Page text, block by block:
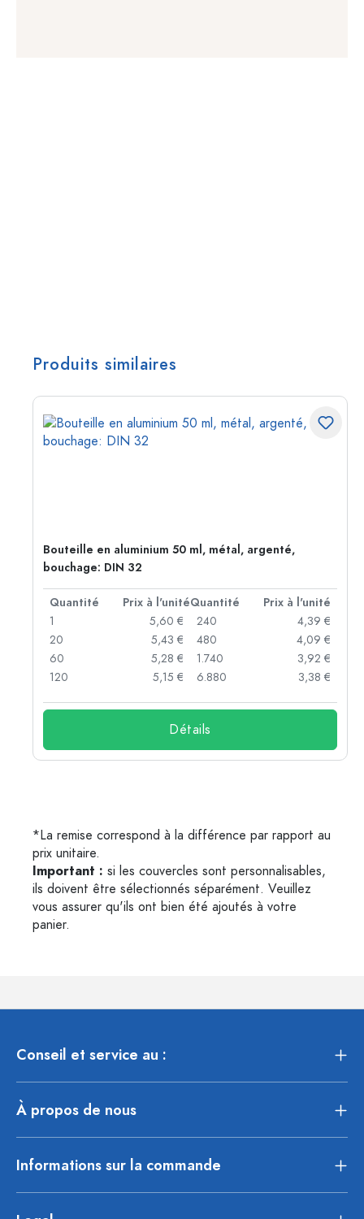
Produits similaires
Bouteille en aluminium 50 ml, métal, argenté,
bouchage: DIN 32
Quantité Prix à l'unitéQuantité
Prix à l'unité
1
5,60 €
20
5,43 €
60
5,28 €
120
5,15 €
240
4,39 €
480
4,09 €
1.740
3,92 €
6.880
3,38 €
Détails
*La remise correspond à la différence par rapport au
prix unitaire.
Important : si les couvercles sont personnalisables,
ils doivent être sélectionnés séparément. Veuillez
vous assurer qu'ils ont bien été ajoutés à votre
panier.
Conseil et service au :
À propos de nous
Informations sur la commande